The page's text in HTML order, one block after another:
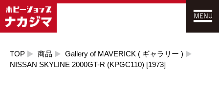
TOP 商品
Gallery of MAVERICK ( ギャラリー )
NISSAN SKYLINE 2000GT-R (KPGC110) [1973]